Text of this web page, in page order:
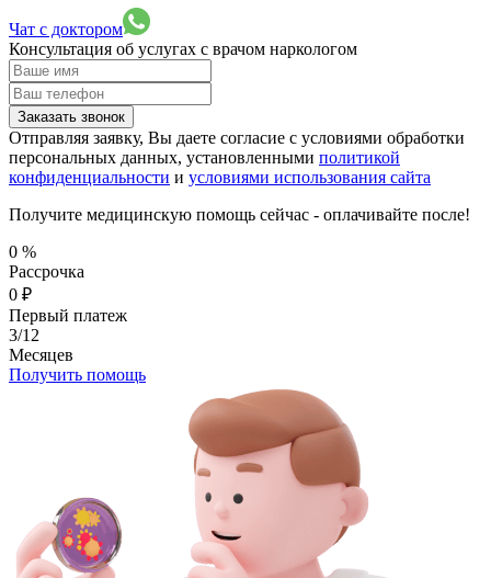
Чат с доктором
Консультация об услугах с врачом наркологом
Заказать звонок
Отправляя заявку, Вы даете согласие с условиями обработки
персональных данных, установленными политикой
конфиденциальности и условиями использования сайта
Получите медицинскую помощь сейчас - оплачивайте после!
0 %
Рассрочка
0 ₽
Первый платеж
3/12
Месяцев
Получить помощь